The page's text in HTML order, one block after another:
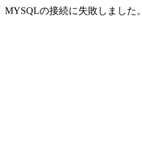
MYSQLの接続に失敗しました。